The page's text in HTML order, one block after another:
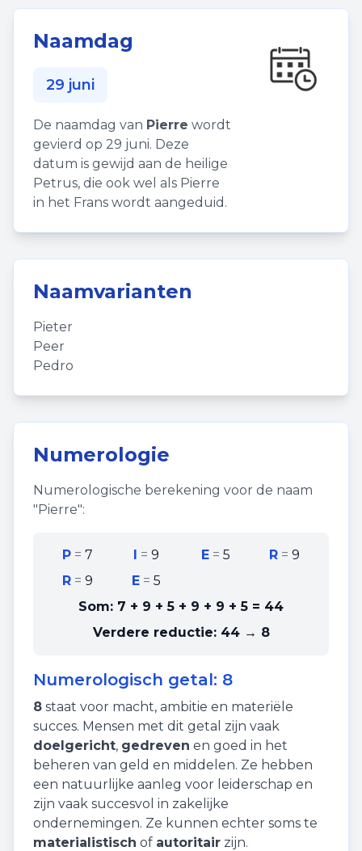
Naamdag
29 juni
De naamdag van Pierre wordt
gevierd op 29 juni. Deze
datum is gewijd aan de heilige
Petrus, die ook wel als Pierre
in het Frans wordt aangeduid.
Naamvarianten
Pieter
Peer
Pedro
Numerologie
Numerologische berekening voor de naam
"Pierre":
P= 7 I =9 E= 5 R =9
R= 9 E =5
Som: 7 + 9 + 5 + 9 + 9 + 5 = 44
Verdere reductie: 44 → 8
Numerologisch getal: 8
8 staat voor macht, ambitie en materiële
succes. Mensen met dit getal zijn vaak
doelgericht, gedreven en goed in het
beheren van geld en middelen. Ze hebben
een natuurlijke aanleg voor leiderschap en
zijn vaak succesvol in zakelijke
ondernemingen. Ze kunnen echter soms te
materialistisch of autoritair zijn.